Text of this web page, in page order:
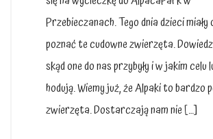
Przebieczanach. Tego dnia dzieci miały
poznać te cudowne zwierzęta.
skąd one do nas przybyły i w jakim celu
hodują. Wiemy już, że Alpaki to bardzo
zwierzęta. Dostarczają nam nie […]